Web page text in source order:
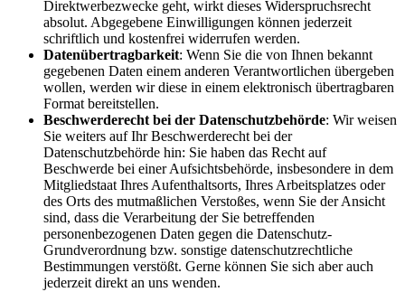
Direktwerbezwecke geht, wirkt dieses Widerspruchsrecht
absolut. Abgegebene Einwilligungen können jederzeit
schriftlich und kostenfrei widerrufen werden.
Datenübertragbarkeit: Wenn Sie die von Ihnen bekannt
gegebenen Daten einem anderen Verantwortlichen übergeben
wollen, werden wir diese in einem elektronisch übertragbaren
Format bereitstellen.
Beschwerderecht bei der Datenschutzbehörde: Wir weisen
Sie weiters auf Ihr Beschwerderecht bei der
Datenschutzbehörde hin: Sie haben das Recht auf
Beschwerde bei einer Aufsichtsbehörde, insbesondere in dem
Mitgliedstaat Ihres Aufenthaltsorts, Ihres Arbeitsplatzes oder
des Orts des mutmaßlichen Verstoßes, wenn Sie der Ansicht
sind, dass die Verarbeitung der Sie betreffenden
personenbezogenen Daten gegen die Datenschutz-
Grundverordnung bzw. sonstige datenschutzrechtliche
Bestimmungen verstößt. Gerne können Sie sich aber auch
jederzeit direkt an uns wenden.